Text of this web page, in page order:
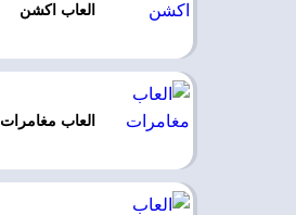
العاب اكشن
العاب مغامرات